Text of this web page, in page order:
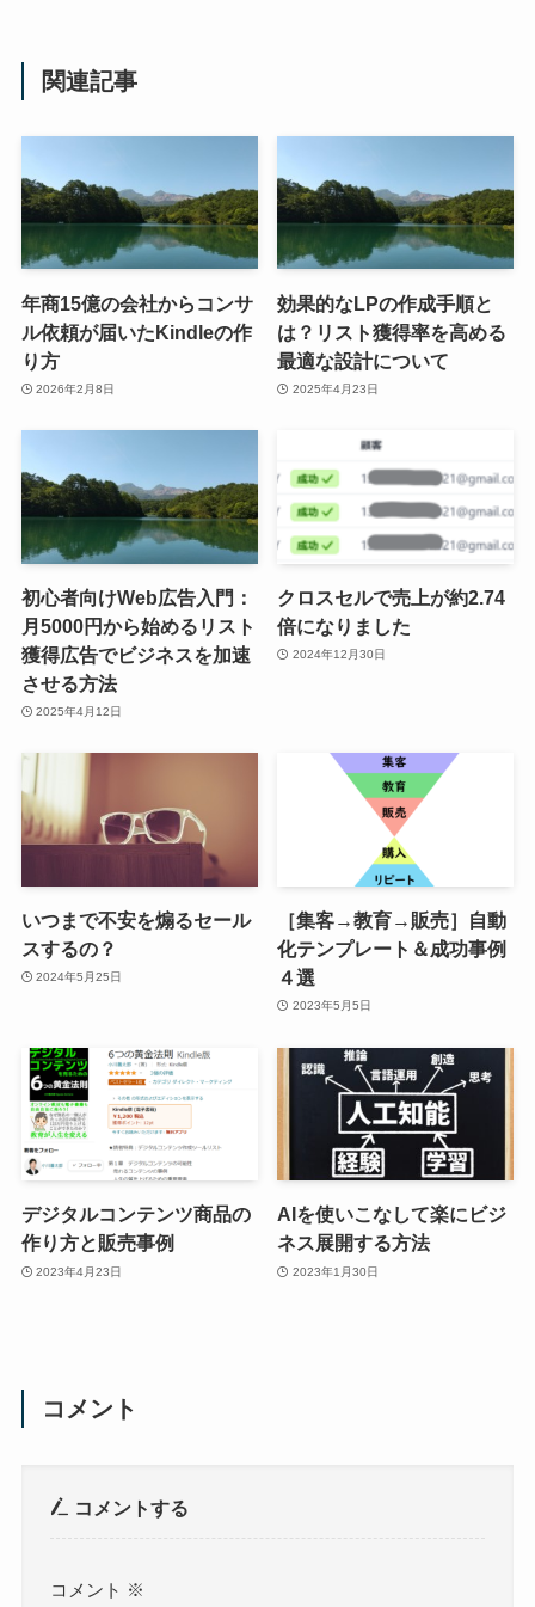
関連記事
年商15億の会社からコンサ
ル依頼が届いたKindleの作
り方
2026年2月8日
効果的なLPの作成手順と
は？リスト獲得率を高める
最適な設計について
2025年4月23日
初心者向けWeb広告入門：
月5000円から始めるリスト
獲得広告でビジネスを加速
させる方法
2025年4月12日
クロスセルで売上が約2.74
倍になりました
2024年12月30日
いつまで不安を煽るセール
スするの？
2024年5月25日
［集客→教育→販売］自動
化テンプレート＆成功事例
４選
2023年5月5日
デジタルコンテンツ商品の
作り方と販売事例
2023年4月23日
AIを使いこなして楽にビジ
ネス展開する方法
2023年1月30日
コメント
コメントする
コメント ※